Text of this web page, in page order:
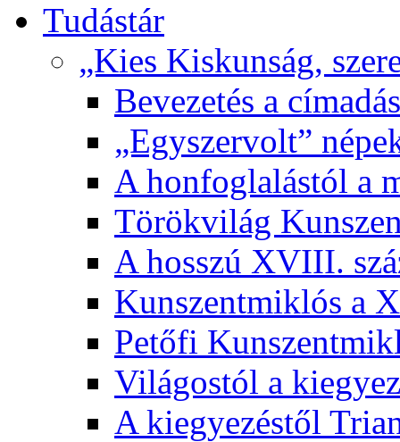
Tudástár
„Kies Kiskunság,
Bevezetés a
„Egyszervolt”
A honfoglalástól a
Törökvilág
A hosszú XVIII.
Kunszentmiklós a
Petőfi
Világostól a
A kiegyezéstől